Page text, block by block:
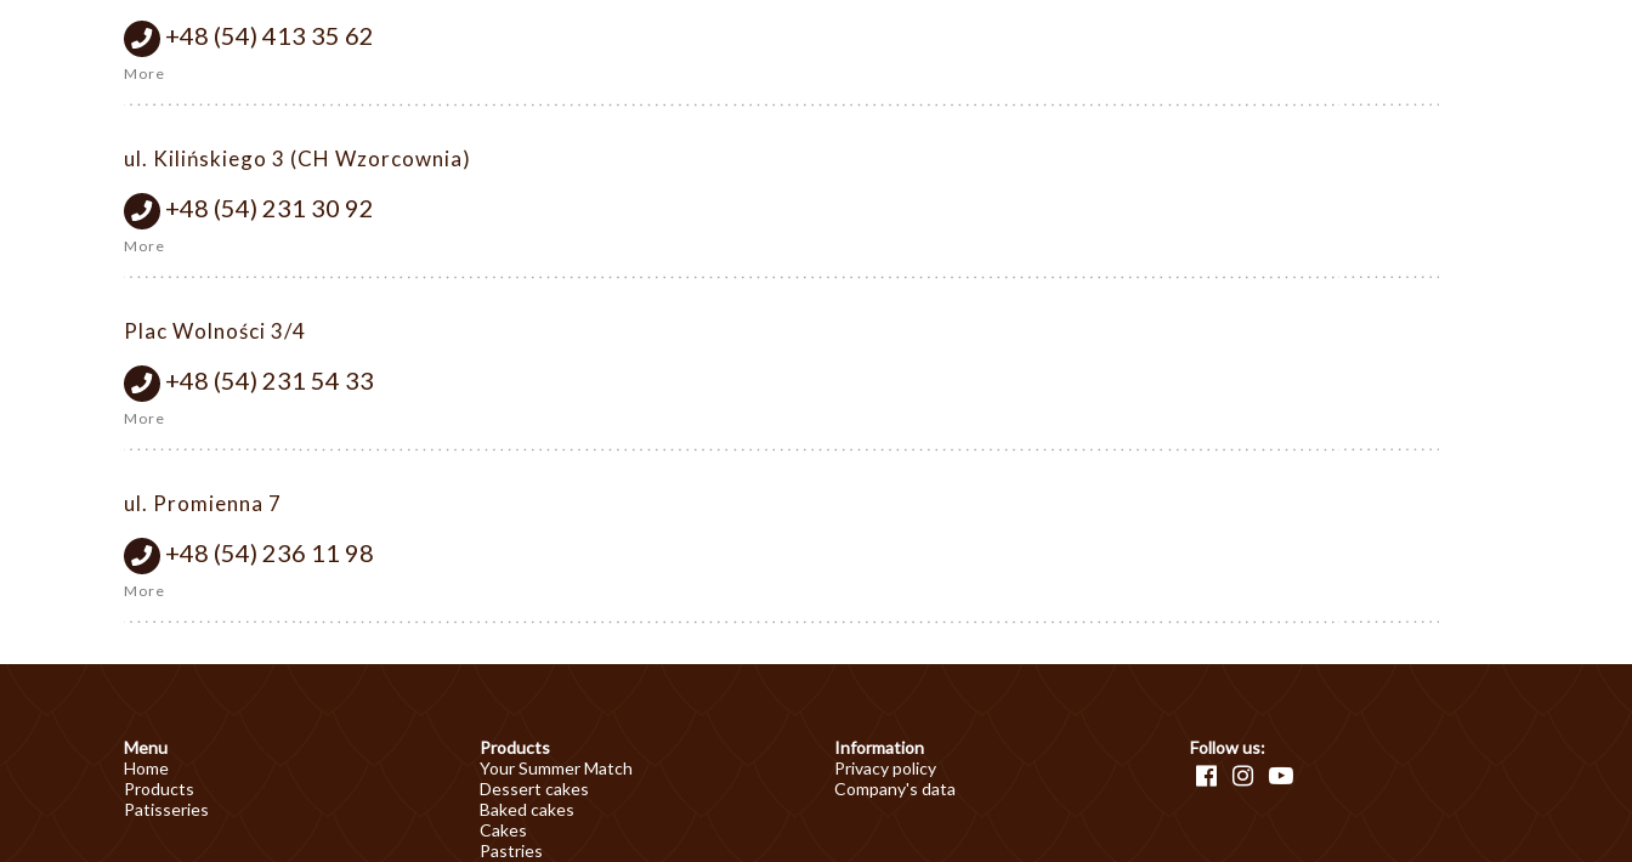
+48 (54) 413 35 62
More
ul. Kilińskiego 3 (CH Wzorcownia)
+48 (54) 231 30 92
More
Plac Wolności 3/4
+48 (54) 231 54 33
More
ul. Promienna 7
+48 (54) 236 11 98
More
Menu
Home
Products
Patisseries
Products
Your Summer Match
Dessert cakes
Baked cakes
Cakes
Pastries
Information
Privacy policy
Company's data
Follow us: